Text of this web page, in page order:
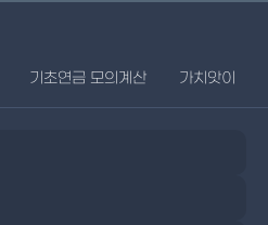
기초연금 모의계산 가치앗이